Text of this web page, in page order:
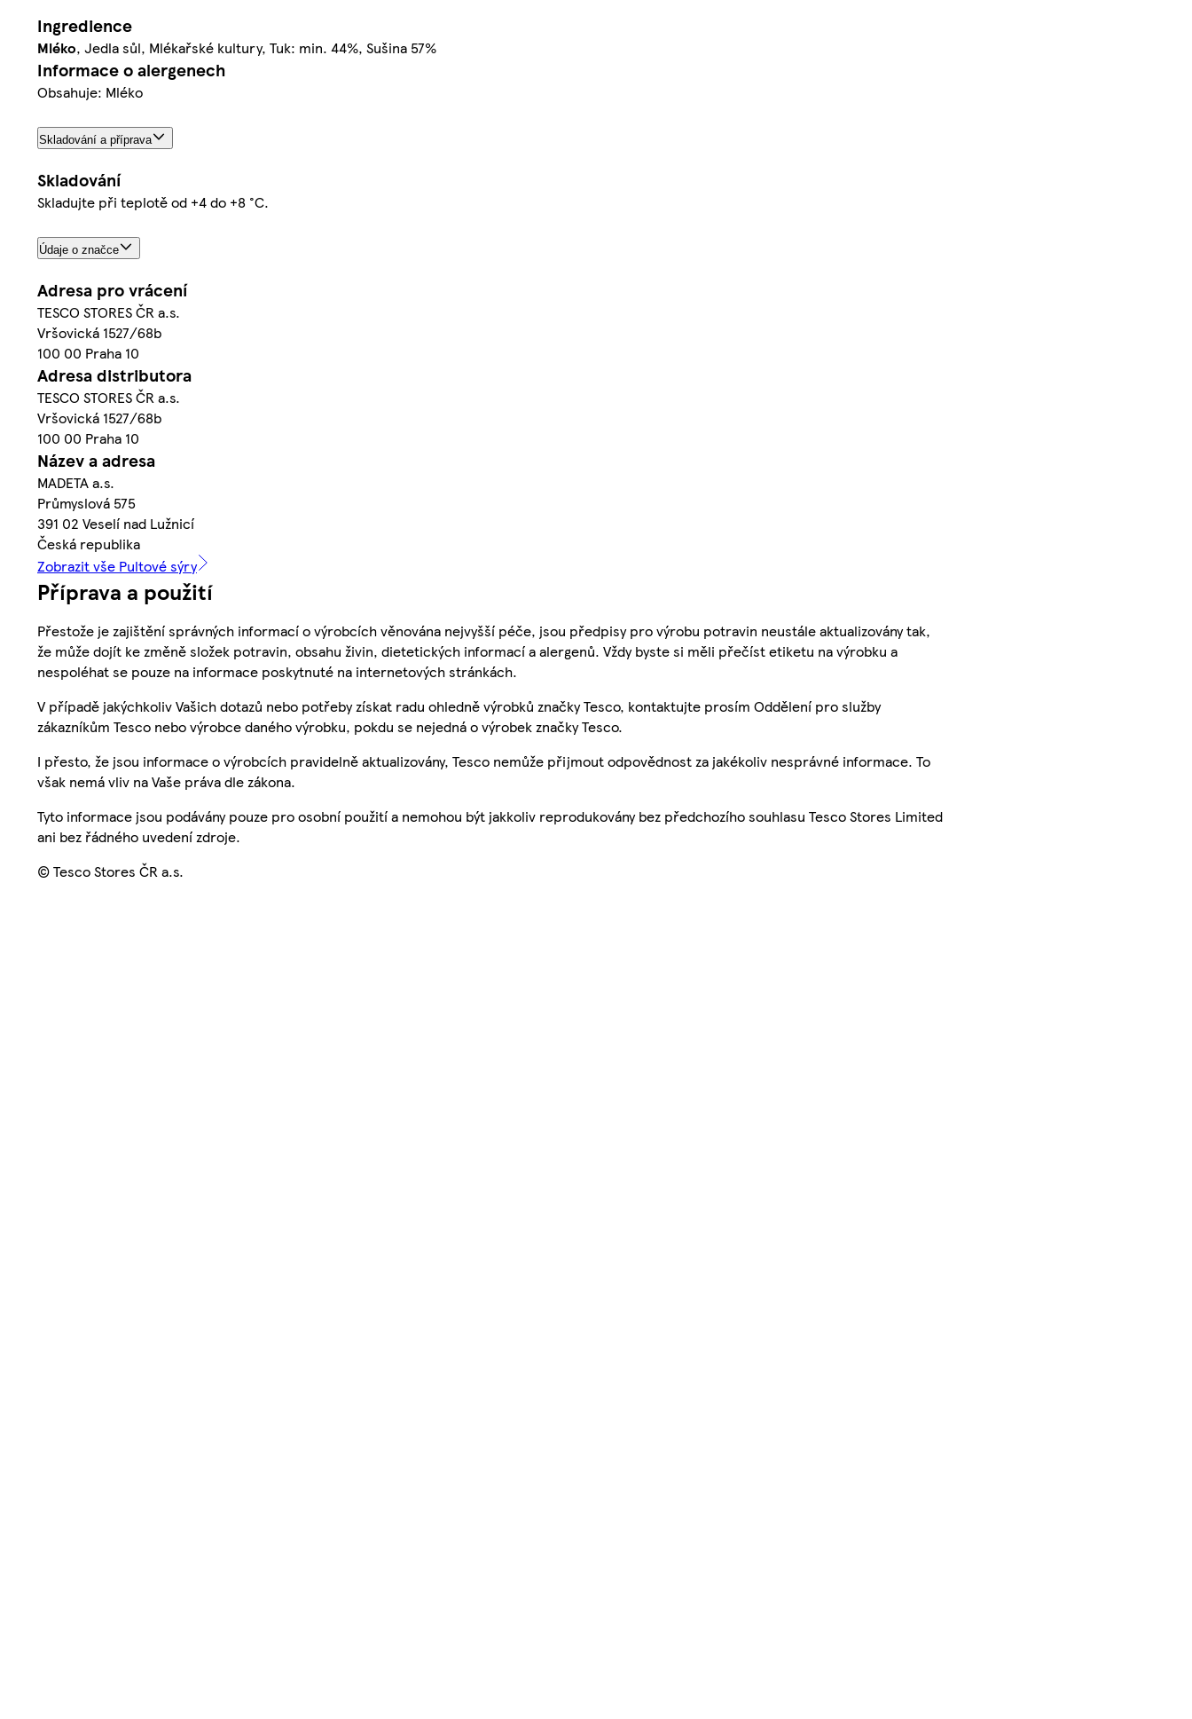
Ingredience
Mléko, Jedla sůl, Mlékařské kultury, Tuk: min. 44%, Sušina 57%
Informace o alergenech
Obsahuje: Mléko
Skladování a příprava
Skladování
Skladujte při teplotě od +4 do +8 °C.
Údaje o značce
Adresa pro vrácení
TESCO STORES ČR a.s.
Vršovická 1527/68b
100 00 Praha 10
Adresa distributora
TESCO STORES ČR a.s.
Vršovická 1527/68b
100 00 Praha 10
Název a adresa
MADETA a.s.
Průmyslová 575
391 02 Veselí nad Lužnicí
Česká republika
Zobrazit vše Pultové sýry
Příprava a použití
Přestože je zajištění správných informací o výrobcích věnována nejvyšší péče, jsou předpisy pro výrobu potravin neustále aktualizovány tak,
že může dojít ke změně složek potravin, obsahu živin, dietetických informací a alergenů. Vždy byste si měli přečíst etiketu na výrobku a
nespoléhat se pouze na informace poskytnuté na internetových stránkách.
V případě jakýchkoliv Vašich dotazů nebo potřeby získat radu ohledně výrobků značky Tesco, kontaktujte prosím Oddělení pro služby
zákazníkům Tesco nebo výrobce daného výrobku, pokdu se nejedná o výrobek značky Tesco.
I přesto, že jsou informace o výrobcích pravidelně aktualizovány, Tesco nemůže přijmout odpovědnost za jakékoliv nesprávné informace. To
však nemá vliv na Vaše práva dle zákona.
Tyto informace jsou podávány pouze pro osobní použití a nemohou být jakkoliv reprodukovány bez předchozího souhlasu Tesco Stores Limited
ani bez řádného uvedení zdroje.
© Tesco Stores ČR a.s.